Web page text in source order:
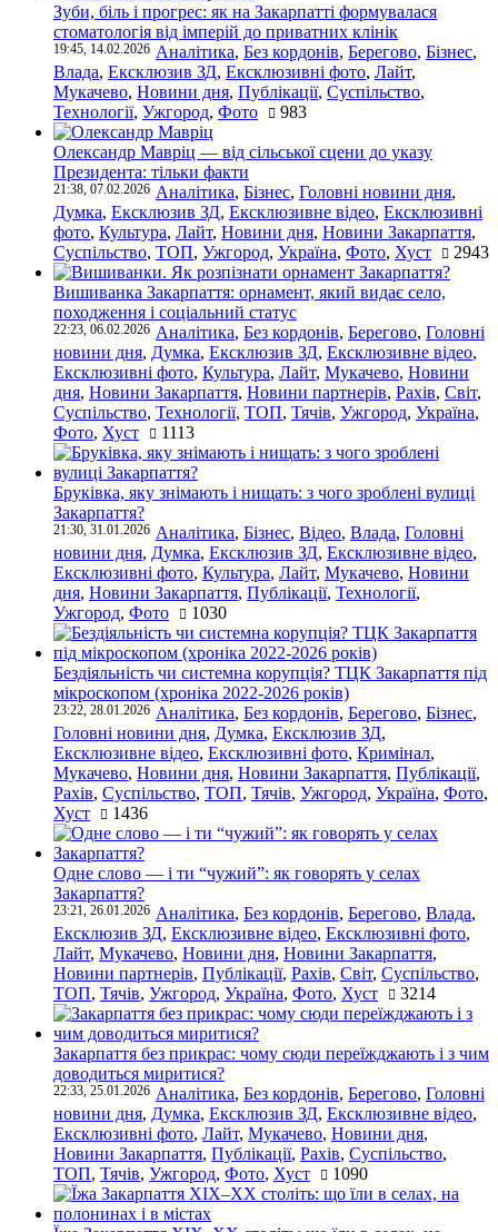
Зуби, біль і прогрес: як на Закарпатті формувалася
стоматологія від імперій до приватних клінік
19:45, 14.02.2026 Аналітика, Без кордонів, Берегово, Бізнес,
Влада, Ексклюзив ЗД, Ексклюзивні фото, Лайт,
Мукачево, Новини дня, Публікації, Суспільство,
Технології, Ужгород, Фото 983
Олександр Мавріц — від сільської сцени до указу
Президента: тільки факти
21:38, 07.02.2026 Аналітика, Бізнес, Головні новини дня,
Думка, Ексклюзив ЗД, Ексклюзивне відео, Ексклюзивні
фото, Культура, Лайт, Новини дня, Новини Закарпаття,
Суспільство, ТОП, Ужгород, Україна, Фото, Хуст 2943
Вишиванка Закарпаття: орнамент, який видає село,
походження і соціальний статус
22:23, 06.02.2026 Аналітика, Без кордонів, Берегово, Головні
новини дня, Думка, Ексклюзив ЗД, Ексклюзивне відео,
Ексклюзивні фото, Культура, Лайт, Мукачево, Новини
дня, Новини Закарпаття, Новини партнерів, Рахів, Світ,
Суспільство, Технології, ТОП, Тячів, Ужгород, Україна,
Фото, Хуст 1113
Бруківка, яку знімають і нищать: з чого зроблені вулиці
Закарпаття?
21:30, 31.01.2026 Аналітика, Бізнес, Відео, Влада, Головні
новини дня, Думка, Ексклюзив ЗД, Ексклюзивне відео,
Ексклюзивні фото, Культура, Лайт, Мукачево, Новини
дня, Новини Закарпаття, Публікації, Технології,
Ужгород, Фото 1030
Бездіяльність чи системна корупція? ТЦК Закарпаття під
мікроскопом (хроніка 2022-2026 років)
23:22, 28.01.2026 Аналітика, Без кордонів, Берегово, Бізнес,
Головні новини дня, Думка, Ексклюзив ЗД,
Ексклюзивне відео, Ексклюзивні фото, Кримінал,
Мукачево, Новини дня, Новини Закарпаття, Публікації,
Рахів, Суспільство, ТОП, Тячів, Ужгород, Україна, Фото,
Хуст
1436
Одне слово — і ти “чужий”: як говорять у селах
Закарпаття?
23:21, 26.01.2026 Аналітика, Без кордонів, Берегово, Влада,
Ексклюзив ЗД, Ексклюзивне відео, Ексклюзивні фото,
Лайт, Мукачево, Новини дня, Новини Закарпаття,
Новини партнерів, Публікації, Рахів, Світ, Суспільство,
ТОП, Тячів, Ужгород, Україна, Фото, Хуст 3214
Закарпаття без прикрас: чому сюди переїжджають і з чим
доводиться миритися?
22:33, 25.01.2026 Аналітика, Без кордонів, Берегово, Головні
новини дня, Думка, Ексклюзив ЗД, Ексклюзивне відео,
Ексклюзивні фото, Лайт, Мукачево, Новини дня,
Новини Закарпаття, Публікації, Рахів, Суспільство,
ТОП, Тячів, Ужгород, Фото, Хуст 1090